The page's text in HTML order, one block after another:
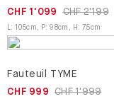
CHF 2'199
CHF 1'099
:105cm P:98cm H : 75cm
Fauteuil TYME
CHF 1'999
CHF 999